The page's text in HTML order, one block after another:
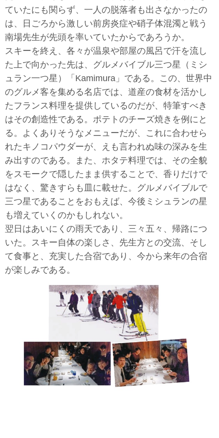
ていたにも関らず、一人の脱落者も出さなかったの
は、日ごろから激しい前房炎症や硝子体混濁と戦う
南場先生が先頭を率いていたからであろうか。
スキーを終え、各々が温泉や部屋の風呂で汗を流し
た上で向かった先は、グルメバイブル三つ星（ミシ
ュラン一つ星）「Kamimura」である。この、世界中
のグルメ客を集める名店では、道産の食材を活かし
たフランス料理を提供しているのだが、特筆すべき
はその創造性である。ポテトのチーズ焼きを例にと
る。よくありそうなメニューだが、これに合わせら
れたキノコパウダーが、えも言われぬ味の深みを生
み出すのである。また、ホタテ料理では、その全貌
をスモークで隠したまま供することで、香りだけで
はなく、驚きすらも皿に載せた。グルメバイブルで
三つ星であることをおもえば、今後ミシュランの星
も増えていくのかもしれない。
翌日はあいにくの雨天であり、三々五々、帰路につ
いた。スキー自体の楽しさ、先生方との交流、そし
て食事と、充実した合宿であり、今から来年の合宿
が楽しみである。